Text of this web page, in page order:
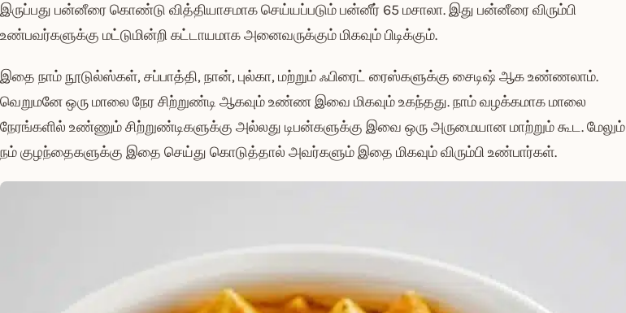
இருப்பது பன்னீரை கொண்டு வித்தியாசமாக செய்யப்படும் பன்னீர் 65 மசாலா‌. இது பன்னீரை விரும்பி
உண்பவர்களுக்கு மட்டுமின்றி கட்டாயமாக அனைவருக்கும் மிகவும் பிடிக்கும்.
இதை நாம் நூடுல்ஸ்கள், சப்பாத்தி, நான், புல்கா, மற்றும் ஃபிரைட் ரைஸ்களுக்கு சைடிஷ் ஆக உண்ணலாம்.
வெறுமனே ஒரு மாலை நேர சிற்றுண்டி ஆகவும் உண்ண இவை மிகவும் உகந்தது. நாம் வழக்கமாக மாலை
நேரங்களில் உண்ணும் சிற்றுண்டிகளுக்கு அல்லது டிபன்களுக்கு இவை ஒரு அருமையான மாற்றும் கூட. மேலும்
நம் குழந்தைகளுக்கு இதை செய்து கொடுத்தால் அவர்களும் இதை மிகவும் விரும்பி உண்பார்கள்.